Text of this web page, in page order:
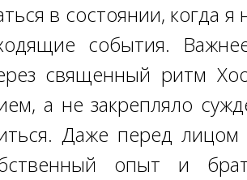
в состоянии, когда
события.
священный ритм
а не закрепляло
Даже перед
опыт и